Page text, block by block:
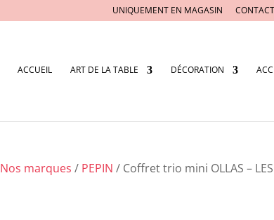
UNIQUEMENT EN MAGASIN CONTACT
ACCUEIL ART DE LA TABLE DÉCORATION
Nos marques / PEPIN / Coffret trio mini OLLAS – LES